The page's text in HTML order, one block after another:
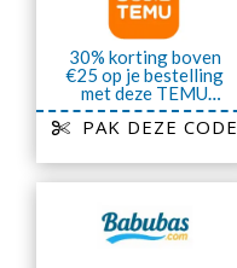
30% korting boven
€25 op je bestelling
met deze TEMU
kortingscode
PAK DEZE CODE